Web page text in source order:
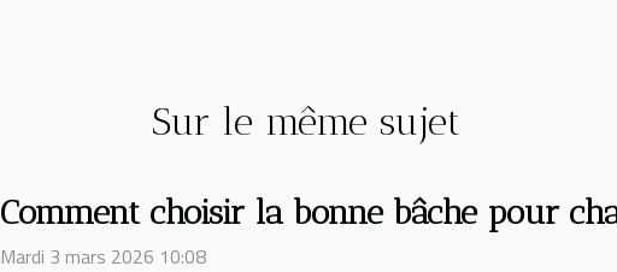
Sur le même sujet
Comment choisir la bonne bâche pour
Mardi 3 mars 2026 10:08